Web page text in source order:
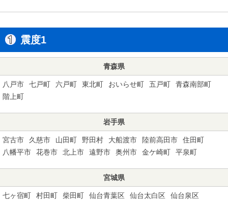
震度1
青森県
八戸市 七戸町 六戸町 東北町 おいらせ町 五戸町
青森南部町
階上町
岩手県
宮古市 久慈市 山田町 野田村 大船渡市 陸前高田市
住田町
八幡平市
花巻市 北上市 遠野市 奥州市 金ケ崎町 平泉町
宮城県
七ヶ宿町 村田町 柴田町 仙台青葉区 仙台太白区
仙台泉区